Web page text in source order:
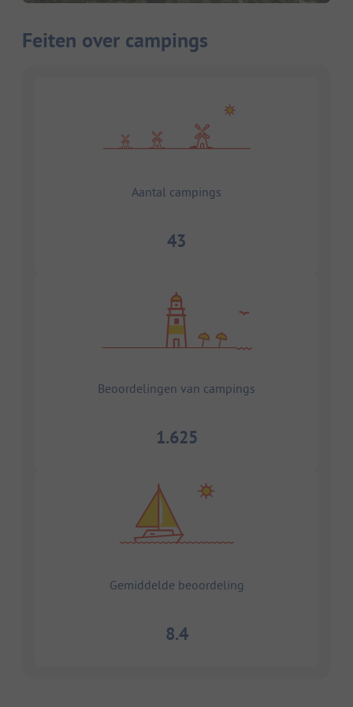
Feiten over campings
Aantal campings
43
Beoordelingen van campings
1.625
Gemiddelde beoordeling
8.4